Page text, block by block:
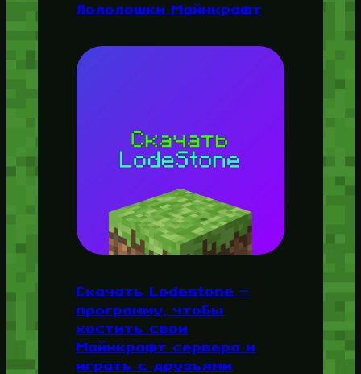
Лололошки Майнкрафт
Скачать Lodestone —
программу, чтобы
хостить свои
Майнкрафт сервера и
играть с друзьями